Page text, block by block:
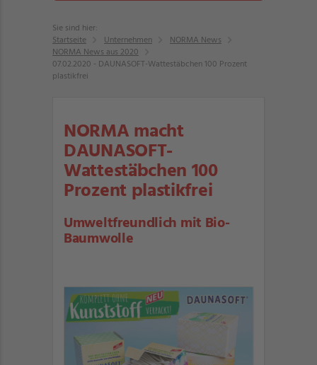
Sie sind hier:
Startseite
Unternehmen
NORMA News
NORMA News aus 2020
07.02.2020 - DAUNASOFT-Wattestäbchen 100 Prozent
plastikfrei
NORMA macht
DAUNASOFT-
Wattestäbchen 100
Prozent plastikfrei
Umweltfreundlich mit Bio-
Baumwolle